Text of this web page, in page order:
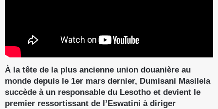
À la tête de la plus ancienne union douanière au
monde depuis le 1er mars dernier, Dumisani Masilela
succède à un responsable du Lesotho et devient le
premier ressortissant de l’Eswatini à diriger